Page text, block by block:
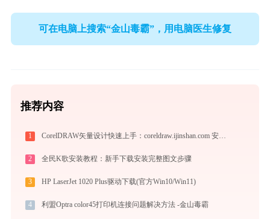
可在电脑上搜索“金山毒霸”，用电脑医生修复
推荐内容
1 CorelDRAW矢量设计快速上手：coreldraw.ijinshan.com 安全绿色安装与核心技巧
2 全民K歌安装教程：新手下载安装完整图文步骤
3 HP LaserJet 1020 Plus驱动下载(官方Win10/Win11)
4 利盟Optra color45打印机连接问题解决方法 -金山毒霸